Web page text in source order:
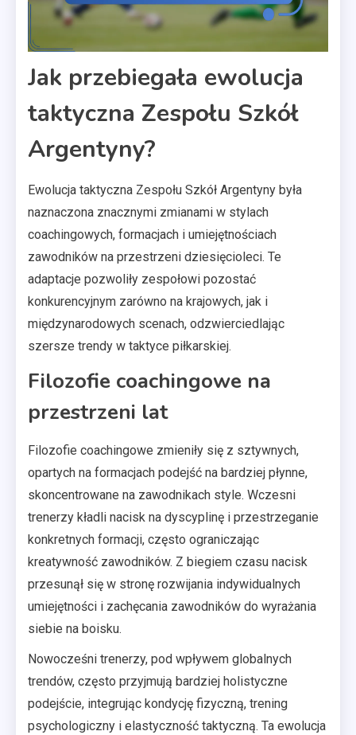
Jak przebiegała ewolucja
taktyczna Zespołu Szkół
Argentyny?
Ewolucja taktyczna Zespołu Szkół Argentyny była
naznaczona znacznymi zmianami w stylach
coachingowych, formacjach i umiejętnościach
zawodników na przestrzeni dziesięcioleci. Te
adaptacje pozwoliły zespołowi pozostać
konkurencyjnym zarówno na krajowych, jak i
międzynarodowych scenach, odzwierciedlając
szersze trendy w taktyce piłkarskiej.
Filozofie coachingowe na
przestrzeni lat
Filozofie coachingowe zmieniły się z sztywnych,
opartych na formacjach podejść na bardziej płynne,
skoncentrowane na zawodnikach style. Wczesni
trenerzy kładli nacisk na dyscyplinę i przestrzeganie
konkretnych formacji, często ograniczając
kreatywność zawodników. Z biegiem czasu nacisk
przesunął się w stronę rozwijania indywidualnych
umiejętności i zachęcania zawodników do wyrażania
siebie na boisku.
Nowocześni trenerzy, pod wpływem globalnych
trendów, często przyjmują bardziej holistyczne
podejście, integrując kondycję fizyczną, trening
psychologiczny i elastyczność taktyczną. Ta ewolucja